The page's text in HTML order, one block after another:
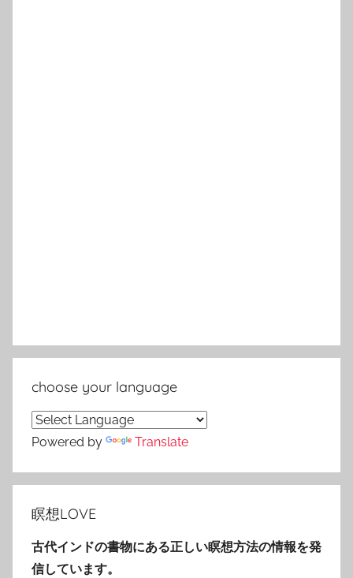
choose your language
Powered by Translate
瞑想LOVE
古代インドの書物にある正しい瞑想方法の情報を発
信しています。